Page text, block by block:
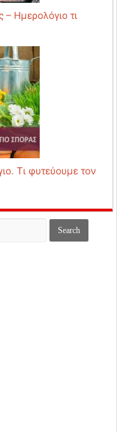
Ημερολόγιο τι
Τι φυτεύουμε τον